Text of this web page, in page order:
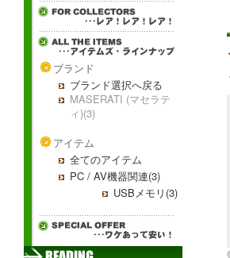
ブランド
ブランド選択へ戻る
MASERATI (マセラテ
ィ)(3)
アイテム
全てのアイテム
PC / AV機器関連(3)
USBメモリ(3)